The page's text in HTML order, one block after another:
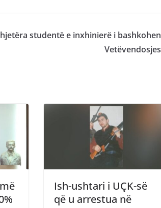
studentë e inxhinierë i bashkohen
Vetëvendosjes
Ish-ushtari i UÇK-së
që u arrestua në